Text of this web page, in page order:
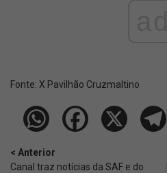
Fonte: X Pavilhão Cruzmaltino
< Anterior
Canal traz notícias da SAF e do